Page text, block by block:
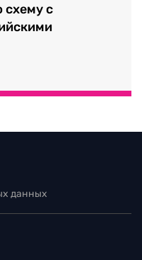
схему с
данных